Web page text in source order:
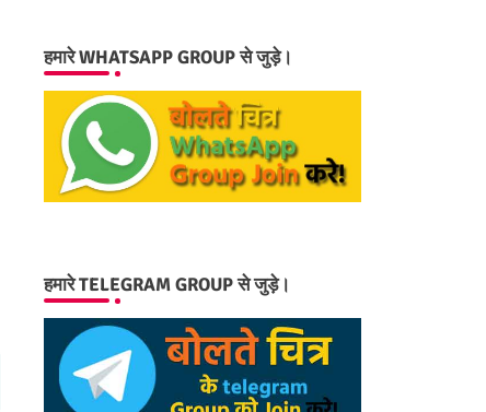
हमारे WHATSAPP GROUP से जुड़े।
हमारे TELEGRAM GROUP से जुड़े।